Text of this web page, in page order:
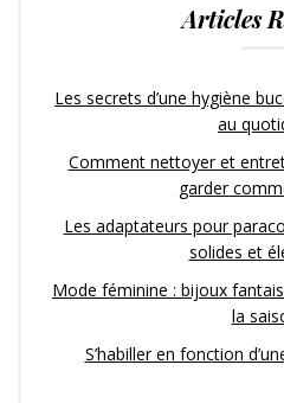
Articles
Les secrets d’une hygiène
au
Comment nettoyer et
garder
Les adaptateurs pour
solides et
Mode féminine : bijoux
la
S’habiller en fonction